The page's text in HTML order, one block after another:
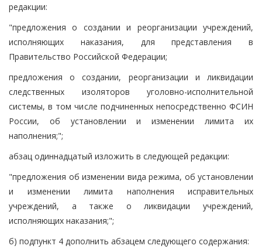
редакции:
"предложения о создании и реорганизации учреждений,
исполняющих наказания, для представления в
Правительство Российской Федерации;
предложения о создании, реорганизации и ликвидации
следственных изоляторов уголовно-исполнительной
системы, в том числе подчиненных непосредственно ФСИН
России, об установлении и изменении лимита их
наполнения;";
абзац одиннадцатый изложить в следующей редакции:
"предложения об изменении вида режима, об установлении
и изменении лимита наполнения исправительных
учреждений, а также о ликвидации учреждений,
исполняющих наказания;";
б) подпункт 4 дополнить абзацем следующего содержания: